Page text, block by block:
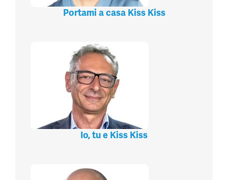
Portami a casa Kiss Kiss
Io, tu e Kiss Kiss